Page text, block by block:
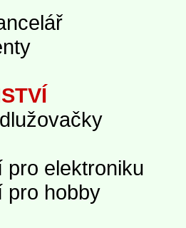
elektroniku
pro hobby